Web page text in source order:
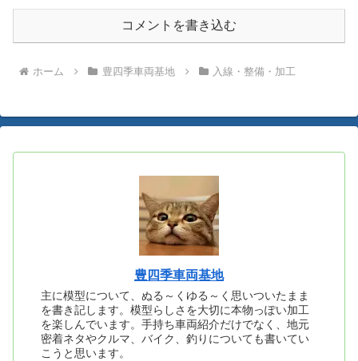
コメントを書き込む
ホーム 豊四季車両基地 入線・整備・加工
豊四季車両基地
主に模型について、ぬる～くゆる～く思いついたまま
を書き記します。模型らしさを大切に本物っぽい加工
を楽しんでいます。手持ち車両紹介だけでなく、地元
密着ネタやクルマ、バイク、釣りについても書いてい
こうと思います。